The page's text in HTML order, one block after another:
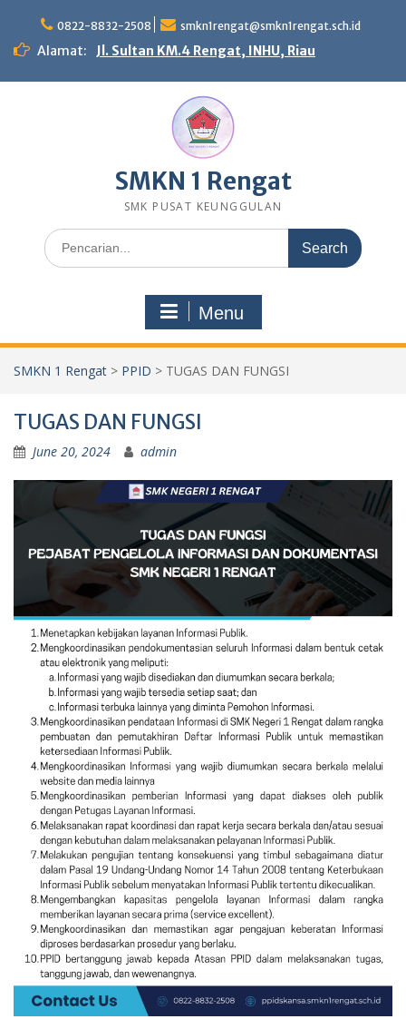
content
0822-8832-2508 smkn1rengat@smkn1rengat.sch.id
Alamat: Jl. Sultan KM.4 Rengat, INHU, Riau
SMKN 1 Rengat
SMK PUSAT KEUNGGULAN
Search
for:
Menu
SMKN 1 Rengat > PPID > TUGAS DAN FUNGSI
TUGAS DAN FUNGSI
June 20, 2024 admin